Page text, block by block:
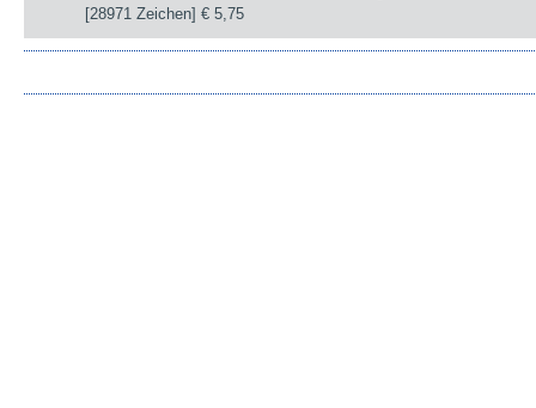
[28971 Zeichen]€ 5,75